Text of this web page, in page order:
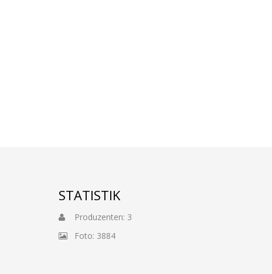
STATISTIK
Produzenten: 3
Foto: 3884